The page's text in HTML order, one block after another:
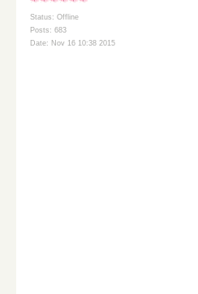
Status: Offline
Posts: 683
Date: Nov 16 10:38 2015